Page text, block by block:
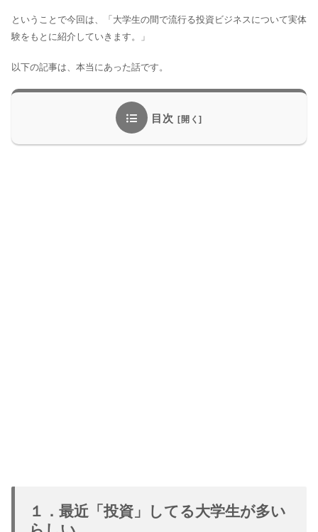
ということで今回は、「大学生の間で流行る投資ビジネスについて実体
験をもとに紹介していきます。」
以下の記事は、本当にあった話です。
目次
１．最近「投資」してる大学生が多い